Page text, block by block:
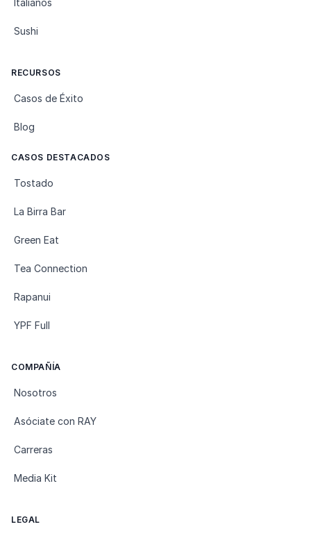
Sushi
RECURSOS
Casos de Éxito
Blog
CASOS DESTACADOS
Tostado
La Birra Bar
Green Eat
Tea Connection
Rapanui
YPF Full
COMPAÑÍA
Nosotros
Asóciate con RAY
Carreras
Media Kit
LEGAL